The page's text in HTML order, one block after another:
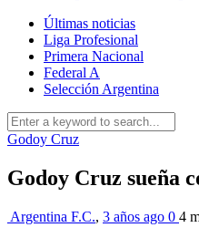
Últimas noticias
Liga Profesional
Primera Nacional
Federal A
Selección Argentina
Godoy Cruz
Godoy Cruz sueña
Argentina F.C., 3 años ago 0 4